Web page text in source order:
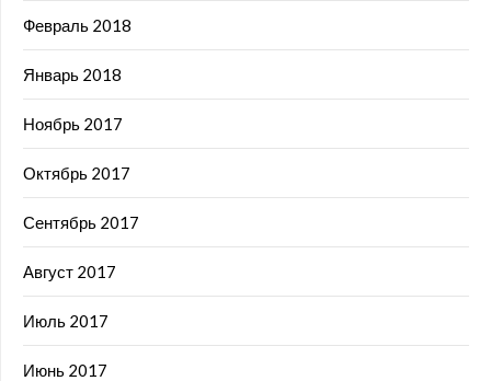
Февраль 2018
Январь 2018
Ноябрь 2017
Октябрь 2017
Сентябрь 2017
Август 2017
Июль 2017
Июнь 2017